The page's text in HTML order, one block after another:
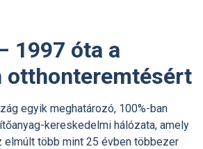
1997 óta a
otthonteremtésért
egyik meghatározó, 100%-ban
kereskedelmi hálózata, amely
elmúlt több mint 25 évben többezer